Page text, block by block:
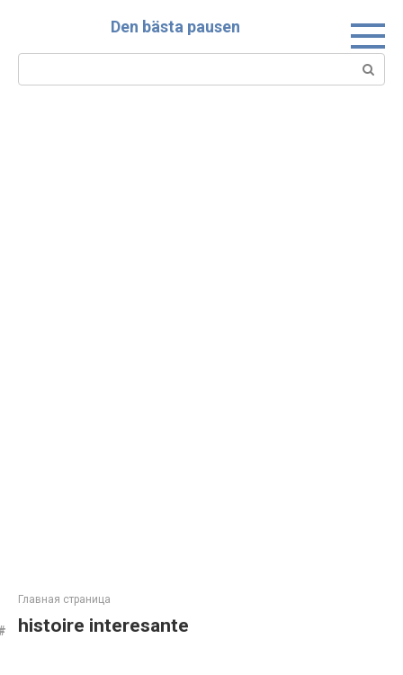
Den bästa pausen
Search:
Главная страница
histoire interesante